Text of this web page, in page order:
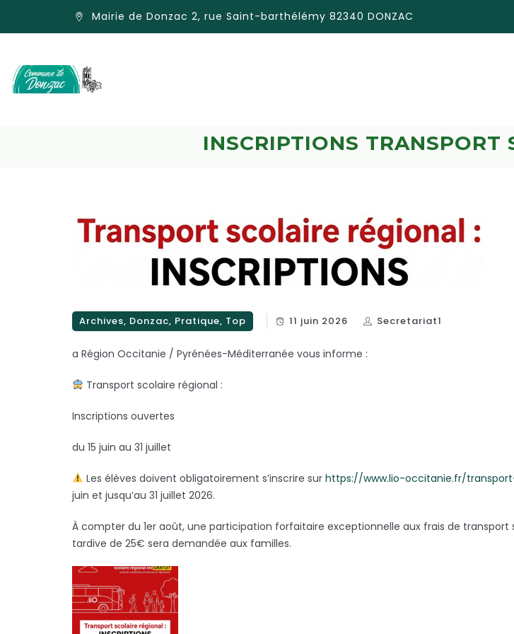
Mairie de Donzac 2, rue Saint-barthélémy 82340 DONZAC
INSCRIPTIONS TRANSPORT
Archives, Donzac, Pratique, Top 11 juin 2026 Secretariat1
a Région Occitanie / Pyrénées-Méditerranée vous informe :
Transport scolaire régional :
Inscriptions ouvertes
du 15 juin au 31 juillet
Les élèves doivent obligatoirement s’inscrire sur https://www.lio-occitanie.fr/
juin et jusqu’au 31 juillet 2026.
À compter du 1er août, une participation forfaitaire exceptionnelle aux frais de transport
tardive de 25€ sera demandée aux familles.